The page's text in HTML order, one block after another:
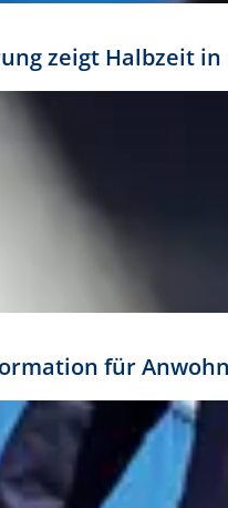
zeigt Halbzeit
für